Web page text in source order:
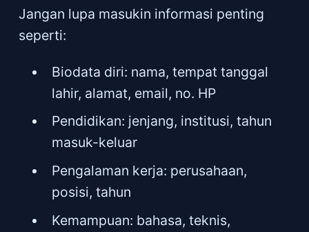
Jangan lupa masukin informasi penting
seperti:
Biodata diri: nama, tempat tanggal
lahir, alamat, email, no. HP
Pendidikan: jenjang, institusi, tahun
masuk-keluar
Pengalaman kerja: perusahaan,
posisi, tahun
Kemampuan: bahasa, teknis,